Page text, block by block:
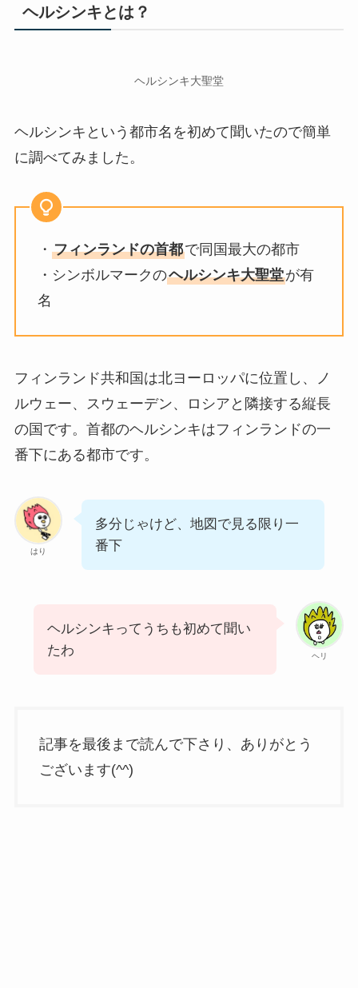
ヘルシンキとは？
ヘルシンキ大聖堂
ヘルシンキという都市名を初めて聞いたので簡単
に調べてみました。
・ フィンランドの首都で同国最大の都市
・シンボルマークのヘルシンキ大聖堂が有
名
フィンランド共和国は北ヨーロッパに位置し、ノ
ルウェー、スウェーデン、ロシアと隣接する縦長
の国です。首都のヘルシンキはフィンランドの一
番下にある都市です。
はり
多分じゃけど、地図で見る限り一
番下
ヘリ
ヘルシンキってうちも初めて聞い
たわ
記事を最後まで読んで下さり、ありがとう
ございます(^^)